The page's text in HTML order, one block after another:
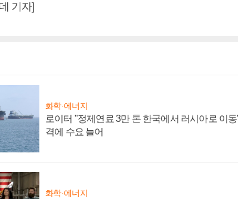
기자]
화학·에너지
로이터 "정제연료 3만 톤 한국에서 러시아로 이
격에 수요 늘어
화학·에너지